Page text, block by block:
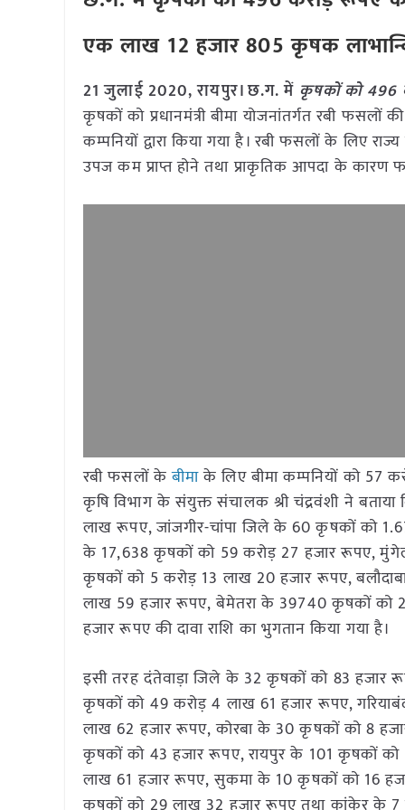
एक लाख 12 हजार 805 कृषक
21 जुलाई 2020, रायपुर। छ.ग. में कृषकों को 496
कृषकों को प्रधानमंत्री बीमा योजनांतर्गत रबी फसलों
कम्पनियों द्वारा किया गया है। रबी फसलों के लिए
उपज कम प्राप्त होने तथा प्राकृतिक आपदा के
रबी फसलों केबीमाके लिए बीमा कम्पनियों को 57
कृषि विभाग के संयुक्त संचालक श्री चंद्रवंशी ने
लाख रूपए, जांजगीर-चांपा जिले के 60 कृषकों को
के 17,638 कृषकों को 59 करोड़ 27 हजार रूपए,
कृषकों को 5 करोड़ 13 लाख 20 हजार रूपए,
लाख 59 हजार रूपए, बेमेतरा के 39740 कृषकों को
हजार रूपए की दावा राशि का भुगतान किया गया है।
इसी तरह दंतेवाड़ा जिले के 32 कृषकों को 83
कृषकों को 49 करोड़ 4 लाख 61 हजार रूपए,
लाख 62 हजार रूपए, कोरबा के 30 कृषकों को 8
कृषकों को 43 हजार रूपए, रायपुर के 101 कृषकों
लाख 61 हजार रूपए, सुकमा के 10 कृषकों को 16